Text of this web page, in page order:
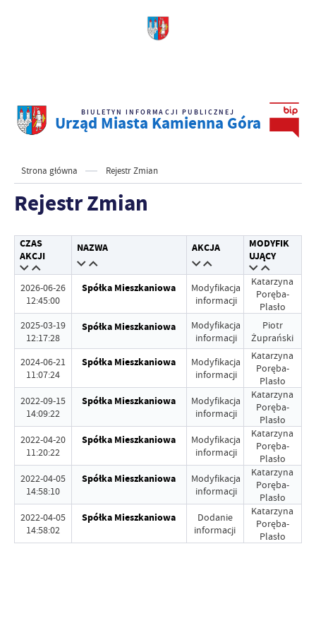
BIULETYN INFORMACJI PUBLICZNEJ
Urząd Miasta Kamienna Góra
Strona główna Rejestr Zmian
Rejestr Zmian
CZAS
AKCJI
NAZWA AKCJA
MODYFIK
UJĄCY
2026-06-26
12:45:00
Spółka Mieszkaniowa
Modyfikacja
informacji
Katarzyna
Poręba-
Plasło
2025-03-19
12:17:28
Spółka Mieszkaniowa
Modyfikacja
informacji
Piotr
Żuprański
2024-06-21
11:07:24
Spółka Mieszkaniowa
Modyfikacja
informacji
Katarzyna
Poręba-
Plasło
2022-09-15
14:09:22
Spółka Mieszkaniowa
Modyfikacja
informacji
Katarzyna
Poręba-
Plasło
2022-04-20
11:20:22
Spółka Mieszkaniowa
Modyfikacja
informacji
Katarzyna
Poręba-
Plasło
2022-04-05
14:58:10
Spółka Mieszkaniowa
Modyfikacja
informacji
Katarzyna
Poręba-
Plasło
2022-04-05
14:58:02
Spółka Mieszkaniowa
Dodanie
informacji
Katarzyna
Poręba-
Plasło